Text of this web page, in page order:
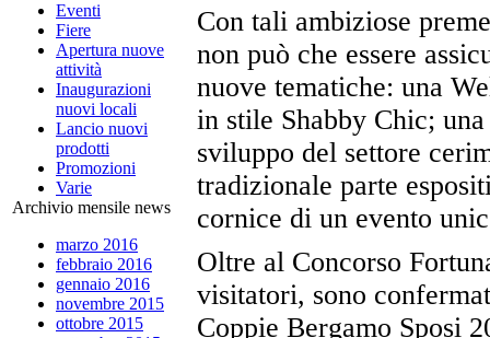
Eventi
Fiere
Apertura nuove
attività
Inaugurazioni
nuovi locali
Lancio nuovi
prodotti
Promozioni
Varie
Archivio mensile news
marzo 2016
febbraio 2016
gennaio 2016
novembre 2015
ottobre 2015
Con tali ambiziose
non può che essere
nuove tematiche: una
in stile Shabby Chic;
sviluppo del settore
tradizionale parte
cornice di un evento
Oltre al Concorso
visitatori, sono
Coppie Bergamo Sposi